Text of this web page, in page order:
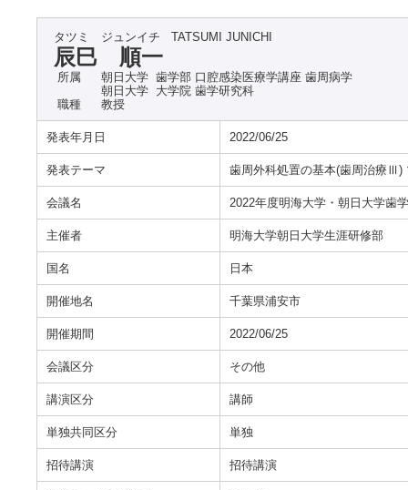
タツミ ジュンイチ TATSUMI JUNICHI
辰巳 順一
所属
朝日大学 歯学部 口腔感染医療学講座 歯周病学
朝日大学 大学院 歯学研究科
職種
教授
発表年月日 2022/06/25
発表テーマ 歯周外科処置の基本(歯周治療Ⅲ)
会議名 2022年度明海大学・朝日大学歯
主催者 明海大学朝日大学生涯研修部
国名 日本
開催地名 千葉県浦安市
開催期間 2022/06/25
会議区分 その他
講演区分 講師
単独共同区分 単独
招待講演 招待講演